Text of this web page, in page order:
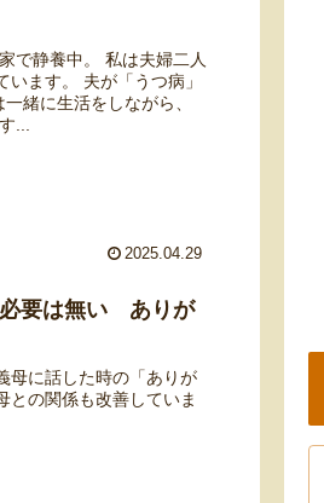
で静養中。 私は夫婦二人
ます。 夫が「うつ病」
緒に生活をしながら、
...
2025.04.29
必要は無い ありが
母に話した時の「ありが
との関係も改善していま